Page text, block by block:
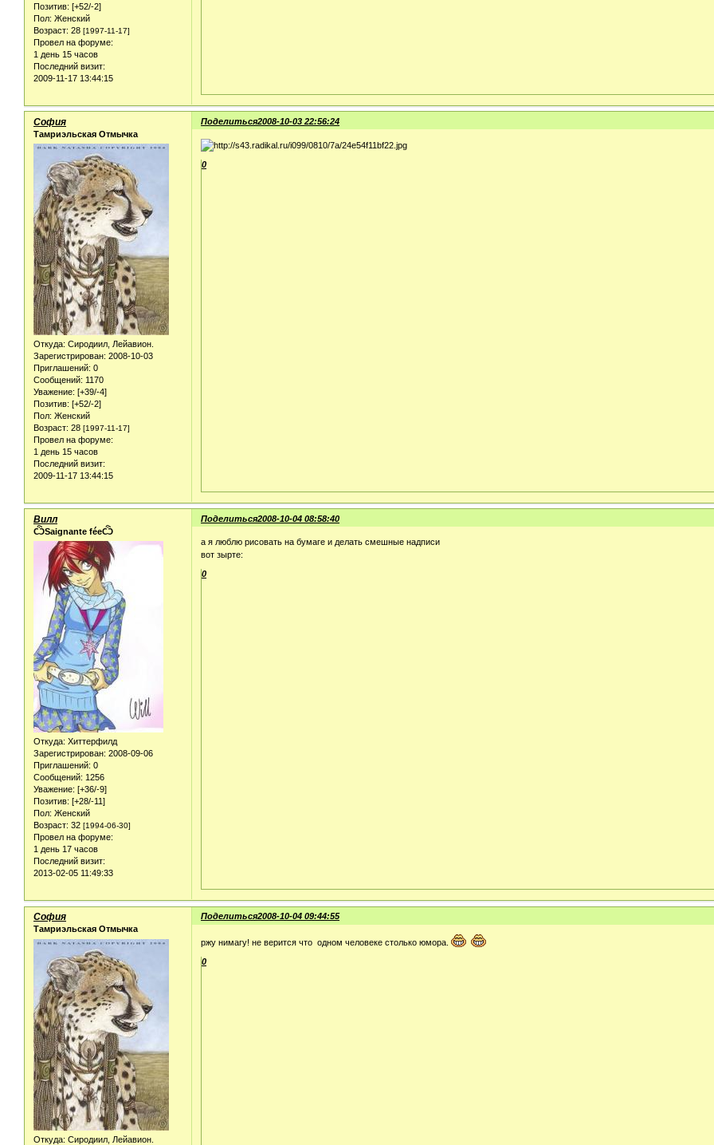
Позитив: [+52/-2]
Пол: Женский
Возраст: 28 [1997-11-17]
Провел на форуме:
1 день 15 часов
Последний визит:
2009-11-17 13:44:15
Поделиться2008-10-03 22:56:24
София
Тамриэльская Отмычка
Откуда: Сиродиил, Лейавион.
Зарегистрирован: 2008-10-03
Приглашений: 0
Сообщений: 1170
Уважение: [+39/-4]
Позитив: [+52/-2]
Пол: Женский
Возраст: 28 [1997-11-17]
Провел на форуме:
1 день 15 часов
Последний визит:
2009-11-17 13:44:15
0
Поделиться2008-10-04 08:58:40
Вилл
ѼSaignante féeѼ
Откуда: Хиттерфилд
Зарегистрирован: 2008-09-06
Приглашений: 0
Сообщений: 1256
Уважение: [+36/-9]
Позитив: [+28/-11]
Пол: Женский
Возраст: 32 [1994-06-30]
Провел на форуме:
1 день 17 часов
Последний визит:
2013-02-05 11:49:33
а я люблю рисовать на бумаге и делать смешные надписи
вот зырте:
0
Поделиться2008-10-04 09:44:55
София
Тамриэльская Отмычка
Откуда: Сиродиил, Лейавион.
ржу нимагу! не верится что одном человеке столько юмора.
0